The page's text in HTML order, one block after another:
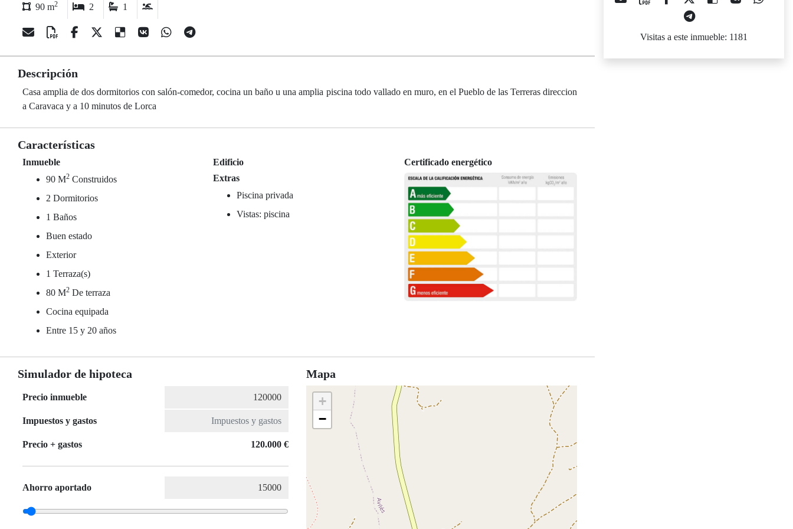
90 m2 2 1
Descripción
Casa amplia de dos dormitorios con salón-comedor, cocina un baño u una amplia piscina todo vallado en muro, en el Pueblo de las Terreras direccion
a Caravaca y a 10 minutos de Lorca
Características
Inmueble
90 M2 Construidos
2 Dormitorios
1 Baños
Buen estado
Exterior
1 Terraza(s)
80 M2 De terraza
Cocina equipada
Entre 15 y 20 años
Edificio
Extras
Piscina privada
Vistas: piscina
Certificado energético
Simulador de hipoteca
Precio inmueble
Impuestos y gastos
Precio + gastos 120.000 €
Ahorro aportado
Mapa
+
−
Visitas a este inmueble: 1181